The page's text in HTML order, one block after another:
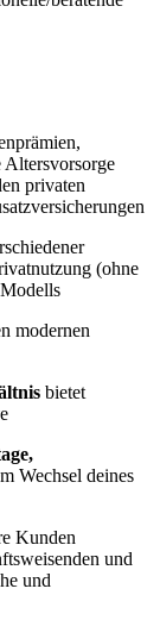
privaten
(ohne
modernen
bietet
Wechsel deines
Kunden
und
und